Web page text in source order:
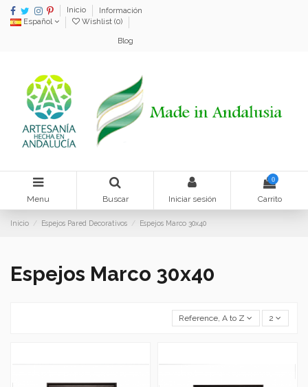
Inicio
Información
Español
Wishlist (0)
Blog
Menu Buscar Iniciar sesión
0
Carrito
Inicio Espejos Pared Decorativos Espejos Marco 30x40
Espejos Marco 30x40
Reference, A to Z 2